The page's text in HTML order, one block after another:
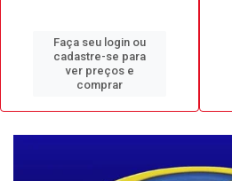
Faça seu login ou
cadastre-se para
ver preços e
comprar